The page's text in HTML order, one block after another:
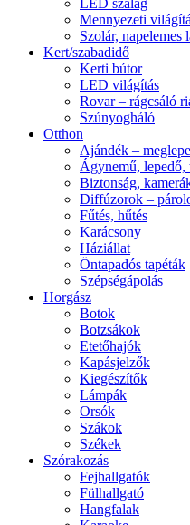
LED szalag
Mennyezeti
Szolár, napelemes
Kert/szabadidő
Kerti bútor
LED világítás
Rovar – rágcsáló
Szúnyogháló
Otthon
Ajándék –
Ágynemű,
Biztonság,
Diffúzorok –
Fűtés, hűtés
Karácsony
Háziállat
Öntapadós tapéták
Szépségápolás
Horgász
Botok
Botzsákok
Etetőhajók
Kapásjelzők
Kiegészítők
Lámpák
Orsók
Szákok
Székek
Szórakozás
Fejhallgatók
Fülhallgató
Hangfalak